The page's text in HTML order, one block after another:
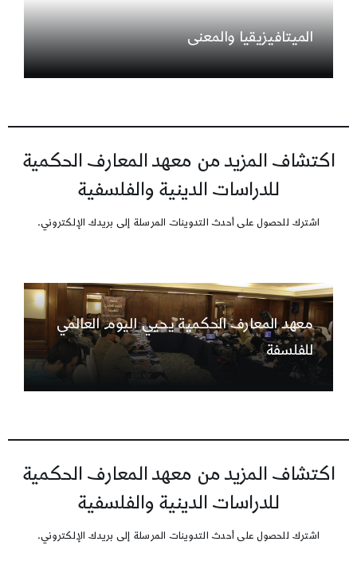
الميتافيزيقيا والمعنى
اكتشاف المزيد من معهد المعارف الحكمية
للدراسات الدينية والفلسفية
اشترك للحصول على أحدث التدوينات المرسلة إلى بريدك الإلكتروني.
معهد المعارف الحكمية يحيي اليوم العالمي
للفلسفة
اكتشاف المزيد من معهد المعارف الحكمية
للدراسات الدينية والفلسفية
اشترك للحصول على أحدث التدوينات المرسلة إلى بريدك الإلكتروني.